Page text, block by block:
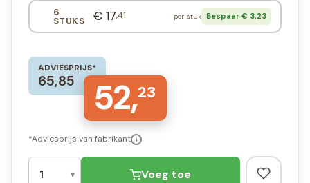
6
STUKS € 17,41 per stuk Bespaar € 3,23
ADVIESPRIJS*
65,85 52,23
*Adviesprijs van fabrikant i
Voeg toe